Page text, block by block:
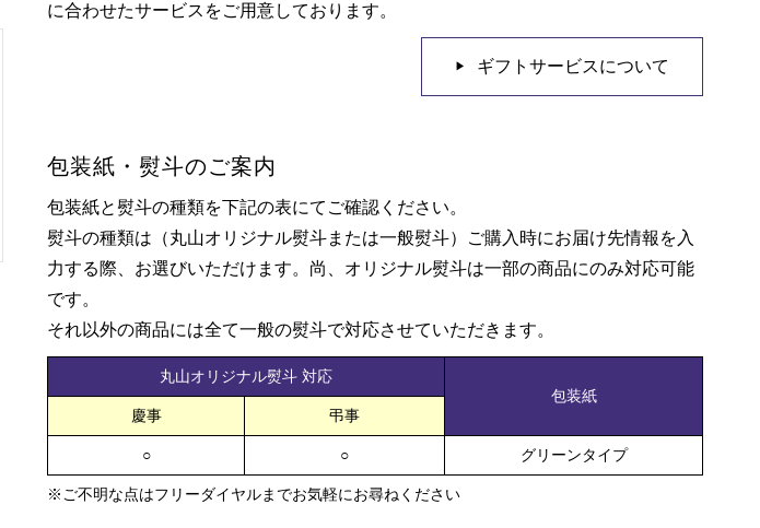
に合わせたサービスをご用意しております。
ギフトサービスについて
包装紙・熨斗のご案内
包装紙と熨斗の種類を下記の表にてご確認ください。
熨斗の種類は（丸山オリジナル熨斗または一般熨斗）ご購入時にお届け先情報を入
力する際、お選びいただけます。尚、オリジナル熨斗は一部の商品にのみ対応可能
です。
それ以外の商品には全て一般の熨斗で対応させていただきます。
丸山オリジナル熨斗 対応
包装紙
慶事
弔事
○ ○ グリーンタイプ
※ご不明な点はフリーダイヤルまでお気軽にお尋ねください